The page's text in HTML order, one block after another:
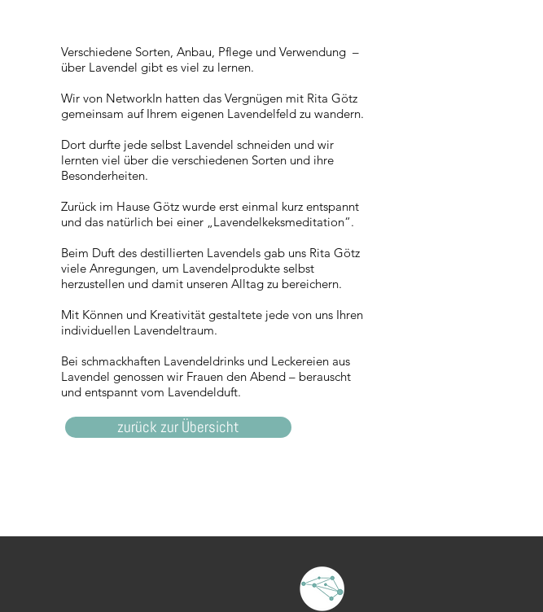
Verschiedene Sorten, Anbau, Pflege und Verwendung –
über Lavendel gibt es viel zu lernen.
Wir von NetworkIn hatten das Vergnügen mit Rita Götz
gemeinsam auf Ihrem eigenen Lavendelfeld zu wandern.
Dort durfte jede selbst Lavendel schneiden und wir
lernten viel über die verschiedenen Sorten und ihre
Besonderheiten.
Zurück im Hause Götz wurde erst einmal kurz entspannt
und das natürlich bei einer „Lavendelkeksmeditation“.
Beim Duft des destillierten Lavendels gab uns Rita Götz
viele Anregungen, um Lavendelprodukte selbst
herzustellen und damit unseren Alltag zu bereichern.
Mit Können und Kreativität gestaltete jede von uns Ihren
individuellen Lavendeltraum.
Bei schmackhaften Lavendeldrinks und Leckereien aus
Lavendel genossen wir Frauen den Abend – berauscht
und entspannt vom Lavendelduft.
zurück zur Übersicht